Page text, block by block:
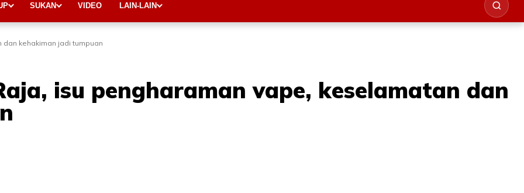
SUKAN VIDEO LAIN-LAIN
kehakiman jadi tumpuan
isu pengharaman vape, keselamatan dan